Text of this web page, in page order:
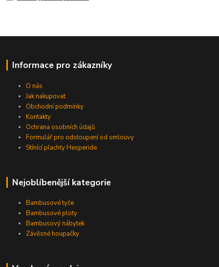
Informace pro zákazníky
O nás
Jak nakupovat
Obchodní podmínky
Kontakty
Ochrana osobních údajů
Formulář pro odstoupení od smlouvy
Stínící plachty Hesperide
Nejoblíbenější kategorie
Bambusové tyče
Bambusové ploty
Bambusový nábytek
Závěsné houpačky